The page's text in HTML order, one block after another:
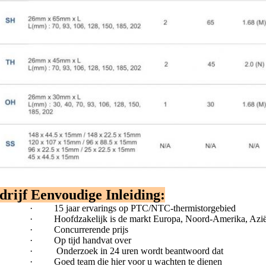
Eenvoudige Inleiding:
· 15 jaar ervarings op PTC/NTC-thermistorgebied
· Hoofdzakelijk is de markt Europa, Noord-Amerika,
· Concurrerende prijs
· Op tijd handvat over
· Onderzoek in 24 uren wordt beantwoord dat
· Goed team die hier voor u wachten te dienen